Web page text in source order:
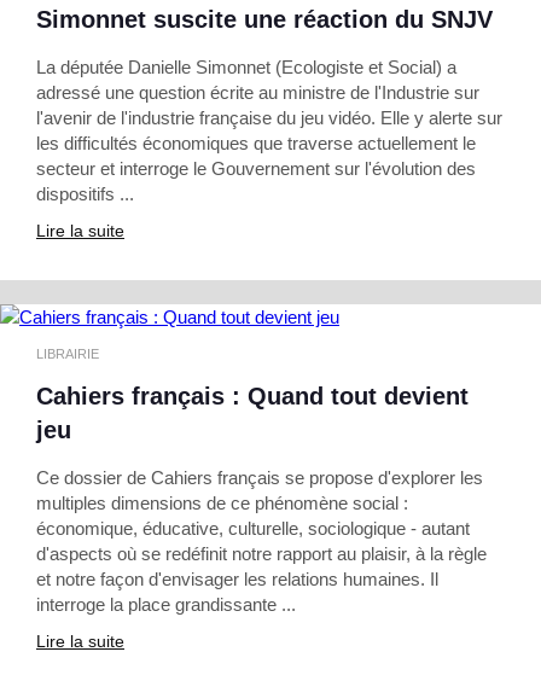
Simonnet suscite une réaction du SNJV
La députée Danielle Simonnet (Ecologiste et Social) a
adressé une question écrite au ministre de l'Industrie sur
l'avenir de l'industrie française du jeu vidéo. Elle y alerte sur
les difficultés économiques que traverse actuellement le
secteur et interroge le Gouvernement sur l'évolution des
dispositifs ...
Lire la suite
LIBRAIRIE
Cahiers français : Quand tout devient
jeu
Ce dossier de Cahiers français se propose d'explorer les
multiples dimensions de ce phénomène social :
économique, éducative, culturelle, sociologique - autant
d'aspects où se redéfinit notre rapport au plaisir, à la règle
et notre façon d'envisager les relations humaines. Il
interroge la place grandissante ...
Lire la suite